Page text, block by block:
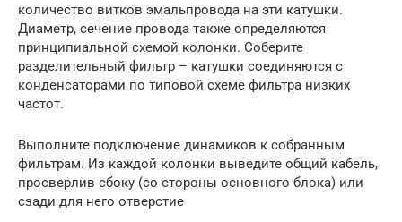
количество витков эмальпровода на эти катушки.
Диаметр, сечение провода также определяются
принципиальной схемой колонки. Соберите
разделительный фильтр – катушки соединяются с
конденсаторами по типовой схеме фильтра низких
частот.
Выполните подключение динамиков к собранным
фильтрам. Из каждой колонки выведите общий кабель,
просверлив сбоку (со стороны основного блока) или
сзади для него отверстие